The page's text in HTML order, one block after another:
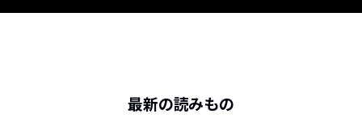
最新の読みもの